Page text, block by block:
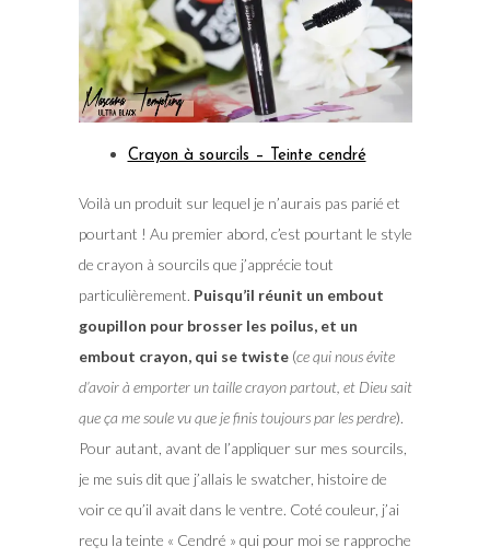
Crayon à sourcils – Teinte cendré
Voilà un produit sur lequel je n’aurais pas parié et
pourtant ! Au premier abord, c’est pourtant le style
de crayon à sourcils que j’apprécie tout
particulièrement. Puisqu’il réunit un embout
goupillon pour brosser les poilus, et un
embout crayon, qui se twiste(ce qui nous évite
d’avoir à emporter un taille crayon partout, et Dieu sait
que ça me soule vu que je finis toujours par les perdre).
Pour autant, avant de l’appliquer sur mes sourcils,
je me suis dit que j’allais le swatcher, histoire de
voir ce qu’il avait dans le ventre. Coté couleur, j’ai
reçu la teinte « Cendré » qui pour moi se rapproche